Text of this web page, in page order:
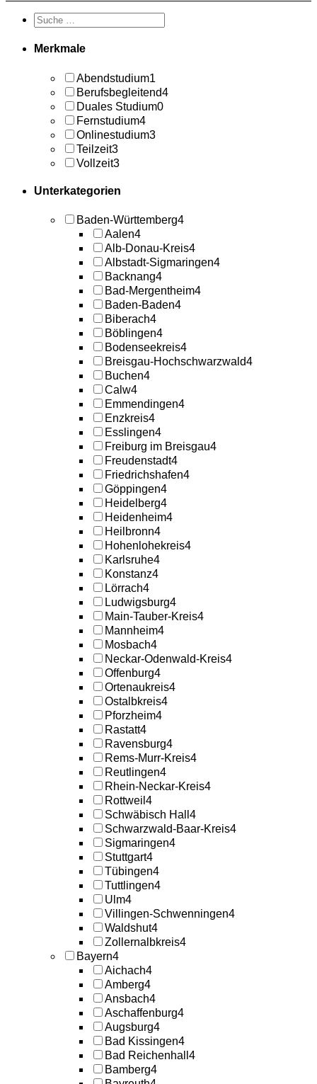
Merkmale
Abendstudium1
Berufsbegleitend4
Duales Studium0
Fernstudium4
Onlinestudium3
Teilzeit3
Vollzeit3
Unterkategorien
Baden-Württemberg4
Aalen4
Alb-Donau-Kreis4
Albstadt-Sigmaringen4
Backnang4
Bad-Mergentheim4
Baden-Baden4
Biberach4
Böblingen4
Bodenseekreis4
Breisgau-Hochschwarzwald4
Buchen4
Calw4
Emmendingen4
Enzkreis4
Esslingen4
Freiburg im Breisgau4
Freudenstadt4
Friedrichshafen4
Göppingen4
Heidelberg4
Heidenheim4
Heilbronn4
Hohenlohekreis4
Karlsruhe4
Konstanz4
Lörrach4
Ludwigsburg4
Main-Tauber-Kreis4
Mannheim4
Mosbach4
Neckar-Odenwald-Kreis4
Offenburg4
Ortenaukreis4
Ostalbkreis4
Pforzheim4
Rastatt4
Ravensburg4
Rems-Murr-Kreis4
Reutlingen4
Rhein-Neckar-Kreis4
Rottweil 4
Schwäbisch Hall 4
Schwarzwald-Baar-Kreis4
Sigmaringen4
Stuttgart4
Tübingen4
Tuttlingen4
Ulm4
Villingen-Schwenningen4
Waldshut4
Zollernalbkreis4
Bayern4
Aichach4
Amberg4
Ansbach4
Aschaffenburg4
Augsburg4
Bad Kissingen4
Bad Reichenhall 4
Bamberg4